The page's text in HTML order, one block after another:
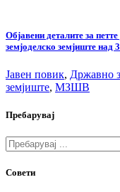
Објавени деталите за
земјоделско земјиште над
Јавен повик, Државно
земјиште, МЗШВ
Пребарувај
Совети